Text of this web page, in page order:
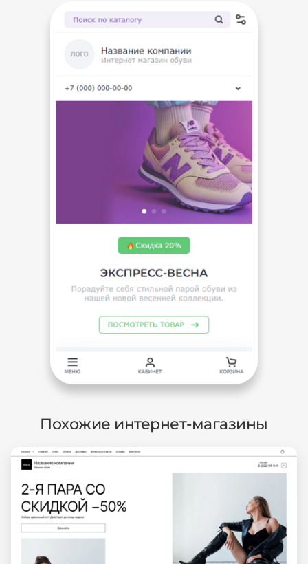
Похожие интернет-магазины